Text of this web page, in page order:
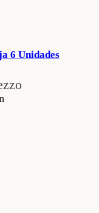
6 Unidades